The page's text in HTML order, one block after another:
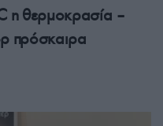
η θερμοκρασία –
πρόσκαιρα